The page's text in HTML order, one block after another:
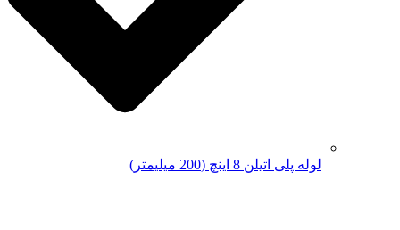
لوله پلی اتیلن 8 اینچ (200 میلیمتر)